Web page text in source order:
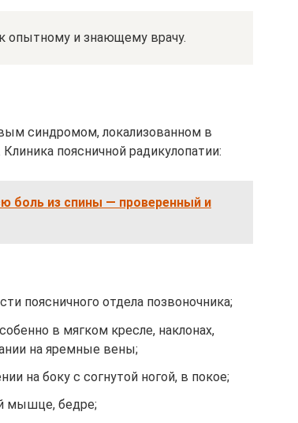
опытному и знающему врачу.
синдромом, локализованном в
поясничной радикулопатии:
боль из спины — проверенный и
поясничного отдела позвоночника;
в мягком кресле, наклонах,
на яремные вены;
на боку с согнутой ногой, в покое;
мышце, бедре;